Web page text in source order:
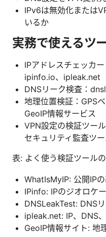
IPv6は無効化または
いるか
実務で使えるツ
IPアドレスチェッカ
ipinfo.io、ipleak.net
DNSリーク検査：
地理位置検証：GPS
GeoIP情報サービス
VPN設定の検証ツー
セキュリティ監査ツ
表: よく使う検証ツール
WhatIsMyIP: 公開IP
IPinfo: IPのジオロケ
DNSLeakTest: DNS
ipleak.net: IP、DNS
GeoIP情報サイト: 地